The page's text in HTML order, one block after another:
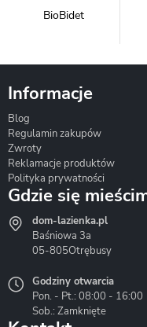
BioBidet
Hydrostop
Informacje
Blog
Regulamin zakupów
Zwroty
Reklamacje produktów
Polityka prywatności
Gdzie się
dom-lazienka.pl
Baśniowa 3a
05-805Otrębusy
Godziny otwarcia
Pon. - Pt.: 08:00 - 16:00
Sob.: Zamknięte